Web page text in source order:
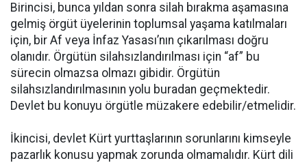
Birincisi, bunca yıldan sonra silah bırakma aşamasına
gelmiş örgüt üyelerinin toplumsal yaşama katılmaları
için, bir Af veya İnfaz Yasası’nın çıkarılması doğru
olanıdır. Örgütün silahsızlandırılması için “af” bu
sürecin olmazsa olmazı gibidir. Örgütün
silahsızlandırılmasının yolu buradan geçmektedir.
Devlet bu konuyu örgütle müzakere edebilir/etmelidir.
İkincisi, devlet Kürt yurttaşlarının sorunlarını kimseyle
pazarlık konusu yapmak zorunda olmamalıdır. Kürt dili